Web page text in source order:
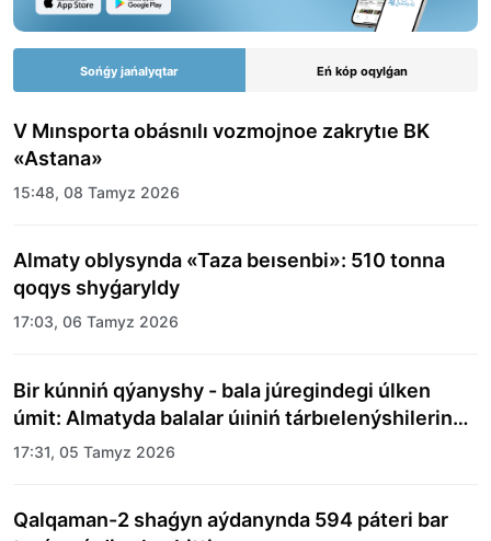
Sońǵy jańalyqtar Eń kóp oqylǵan
V Mınsporta obásnılı vozmojnoe zakrytıe BK
«Astana»
15:48, 08 Tamyz 2026
Almaty oblysynda «Taza beısenbi»: 510 tonna
qoqys shyǵaryldy
17:03, 06 Tamyz 2026
Bir kúnniń qýanyshy - bala júregindegi úlken
úmit: Almatyda balalar úıiniń tárbıelenýshilerine
merekelik kún uıymdastyryldy
17:31, 05 Tamyz 2026
Qalqaman-2 shaǵyn aýdanynda 594 páteri bar